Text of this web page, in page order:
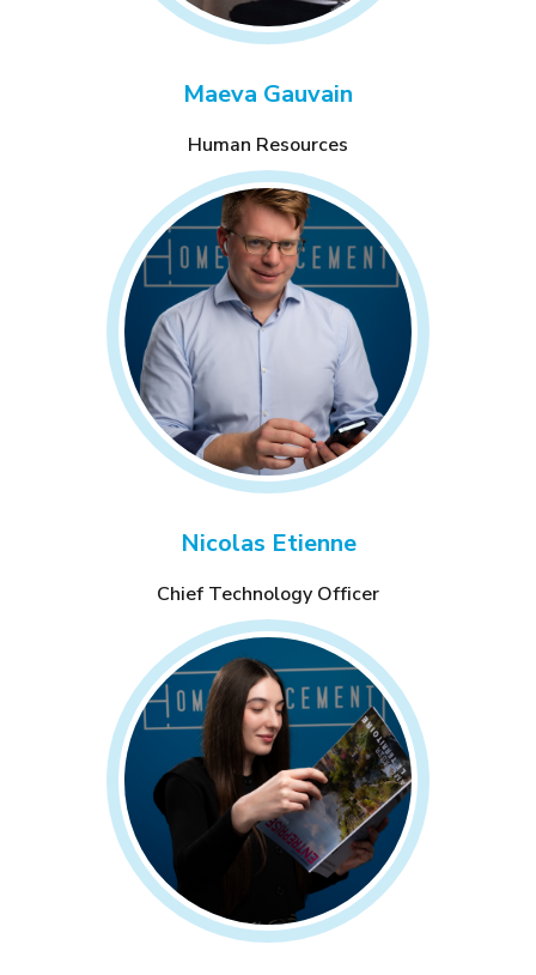
Maeva Gauvain
Human Resources
Nicolas Etienne
Chief Technology Officer